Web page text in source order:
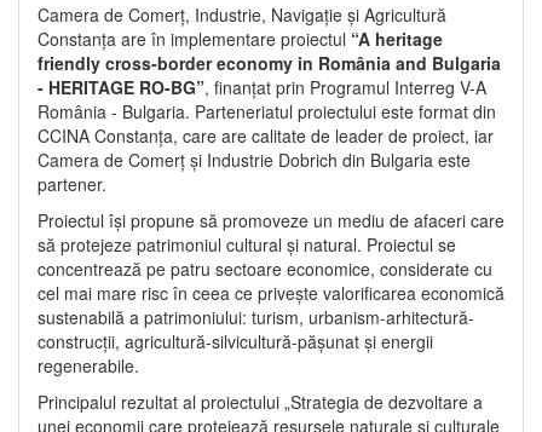
Camera de Comerț, Industrie, Navigație și Agricultură
Constanța are în implementare proiectul “A heritage
friendly cross-border economy in România and Bulgaria
- HERITAGE RO-BG”, finanțat prin Programul Interreg V-A
România - Bulgaria. Parteneriatul proiectului este format din
CCINA Constanța, care are calitate de leader de proiect, iar
Camera de Comerț și Industrie Dobrich din Bulgaria este
partener.
Proiectul își propune să promoveze un mediu de afaceri care
să protejeze patrimoniul cultural și natural. Proiectul se
concentrează pe patru sectoare economice, considerate cu
cel mai mare risc în ceea ce privește valorificarea economică
sustenabilă a patrimoniului: turism, urbanism-arhitectură-
construcții, agricultură-silvicultură-pășunat și energii
regenerabile.
Principalul rezultat al proiectului „Strategia de dezvoltare a
unei economii care protejează resursele naturale și culturale